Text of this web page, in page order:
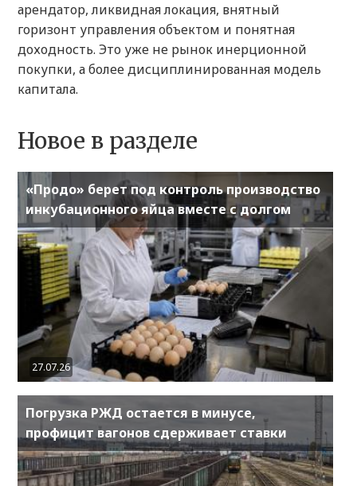
арендатор, ликвидная локация, внятный
горизонт управления объектом и понятная
доходность. Это уже не рынок инерционной
покупки, а более дисциплинированная модель
капитала.
Новое в разделе
«Продо» берет под контроль производство
инкубационного яйца вместе с долгом
27.07.26
Погрузка РЖД остается в минусе,
профицит вагонов сдерживает ставки